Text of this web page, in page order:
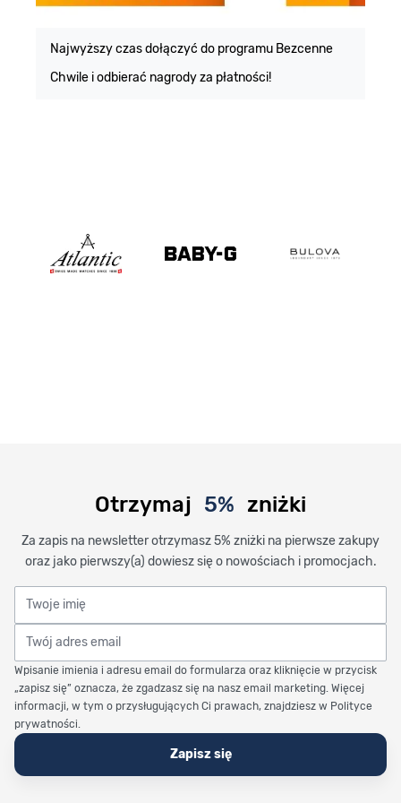
Najwyższy czas dołączyć do programu Bezcenne
Chwile i odbierać nagrody za płatności!
Otrzymaj 5% zniżki
Za zapis na newsletter otrzymasz 5% zniżki na pierwsze zakupy
oraz jako pierwszy(a) dowiesz się o nowościach i promocjach.
Twoje imię
Twój adres email
Wpisanie imienia i adresu email do formularza oraz kliknięcie w przycisk
„zapisz się” oznacza, że zgadzasz się na nasz email marketing. Więcej
informacji, w tym o przysługujących Ci prawach, znajdziesz w Polityce
prywatności.
Zapisz się